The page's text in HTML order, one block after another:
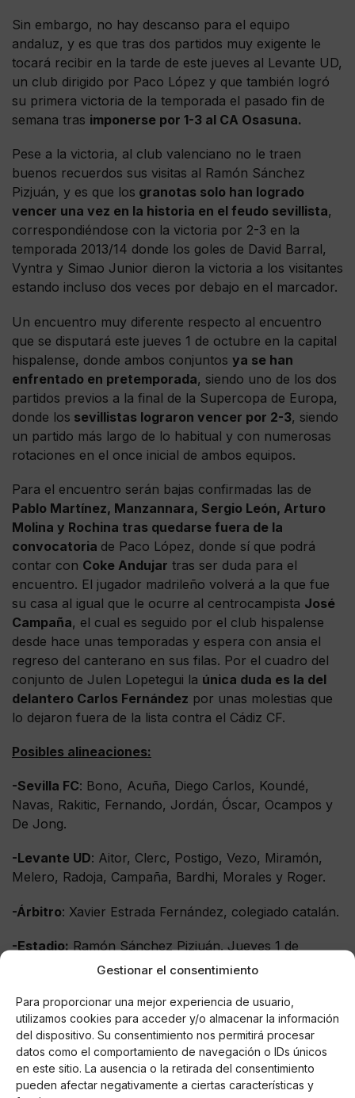
Gestionar el consentimiento
Para proporcionar una mejor experiencia de usuario,
utilizamos cookies para acceder y/o almacenar la información
del dispositivo. Su consentimiento nos permitirá procesar
datos como el comportamiento de navegación o IDs únicos
en este sitio. La ausencia o la retirada del consentimiento
pueden afectar negativamente a ciertas características y
Sin embargo, no hay descanso para el equipo
andaluz, y es que tras dos partidos muy exigente le
tocará recibir en la tarde de este jueves al Levante UD,
un club dirigido por Paco López y que también logró
su primera victoria de la temporada el pasado fin de
semana tras imponerse por 1-3 al CA Osasuna.
Pese a la victoria, al club valenciano no le traen
buenos recuerdos sus visitas al Ramón Sánchez
Pizjuán, y es que los granotas solo han logrado
vencer una vez en la historia en el feudo sevillista,
correspondiéndose con la victoria por 2-3 en la
temporada 2013/14 donde los goles de David Barral,
Vyntra y Simao Junior dieron la victoria a los visitantes
estando incluso dos veces por debajo en el marcador.
Un encuentro muy diferente respecto al encuentro
que se disputará este jueves 1 de octubre en la capital
hispalense, donde ambos conjuntos ya se han
enfrentado en pretemporada, siendo uno de los dos
partidos previos a la final de la Supercopa de Europa,
donde los sevillistas lograron vencer por 2-3, siendo
un partido más largo de lo habitual y con numerosas
rotaciones en el once inicial de ambos equipos.
Para el encuentro serán bajas confirmadas las de
Pablo Martínez, Manzannara, Sergio León, Arturo
Molina y Rochina tras quedarse fuera de la
convocatoria de Paco López, donde sí que podrá
contar con Coke Andujar tras ser duda para el
encuentro. El jugador madrileño volverá a la que fue
su casa al igual que le ocurre al centrocampista José
Campaña, el cual es seguido por el club hispalense
desde hace unas temporadas y espera con ansia el
regreso del canterano en sus filas. Por el cuadro del
conjunto de Julen Lopetegui la única duda es la del
delantero Carlos Fernández por unas molestias que
lo dejaron fuera de la lista contra el Cádiz CF.
Posibles alineaciones:
-Sevilla FC: Bono, Acuña, Diego Carlos, Koundé,
Navas, Rakitic, Fernando, Jordán, Óscar, Ocampos y
De Jong.
-Levante UD: Aitor, Clerc, Postigo, Vezo, Miramón,
Melero, Radoja, Campaña, Bardhi, Morales y Roger.
-Árbitro: Xavier Estrada Fernández, colegiado catalán.
-Estadio: Ramón Sánchez Pizjuán. Jueves 1 de
octubre, 19:00h.
AUTOR
Anlopez7
Actual estudiante de periodismo en la
Universidad de Sevilla. Tras colaborar con